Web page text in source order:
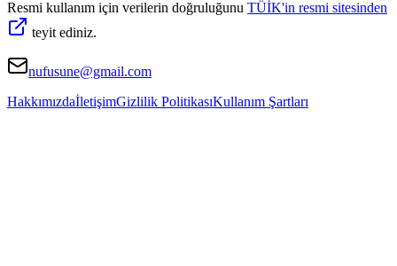
Resmi kullanım için verilerin doğruluğunu TÜİK'in resmi sitesinden
teyit ediniz.
nufusune@gmail.com
HakkımızdaİletişimGizlilik PolitikasıKullanım Şartları